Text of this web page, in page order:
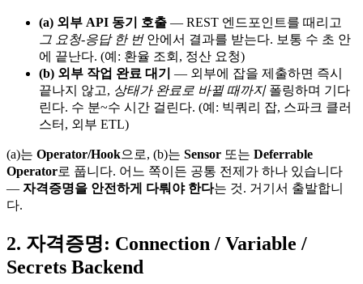
(a) 외부 API 동기 호출 — REST 엔드포인트를 때리고
그 요청-응답 한 번안에서 결과를 받는다. 보통 수 초 안
에 끝난다. (예: 환율 조회, 정산 요청)
(b) 외부 작업 완료 대기 — 외부에 잡을 제출하면 즉시
끝나지 않고, 상태가 완료로 바뀔 때까지폴링하며 기다
린다. 수 분~수 시간 걸린다. (예: 빅쿼리 잡, 스파크 클러
스터, 외부 ETL)
(a)는 Operator/Hook으로, (b)는 Sensor 또는 Deferrable
Operator로 풉니다. 어느 쪽이든 공통 전제가 하나 있습니다
— 자격증명을 안전하게 다뤄야 한다는 것. 거기서 출발합니
다.
2. 자격증명: Connection / Variable /
Secrets Backend